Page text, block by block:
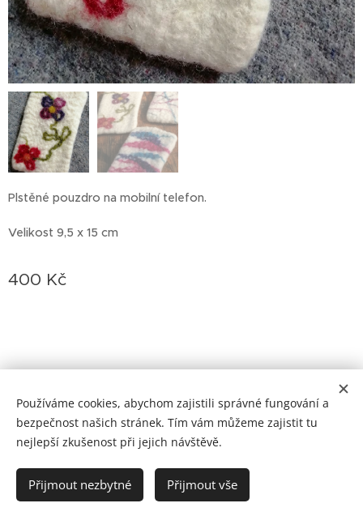
Plstěné pouzdro na mobilní telefon.
Velikost 9,5 x 15 cm
400 Kč
Do košíku
Cookies
Používáme cookies, abychom zajistili správné fungování a
bezpečnost našich stránek. Tím vám můžeme zajistit tu
nejlepší zkušenost při jejich návštěvě.
Přijmout nezbytné Přijmout vše